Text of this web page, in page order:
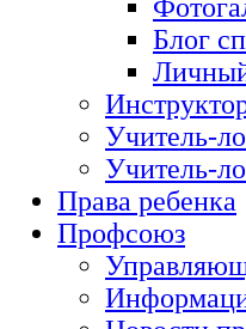
Блог
Учитель-
Учитель-
Права ребенка
Профсоюз